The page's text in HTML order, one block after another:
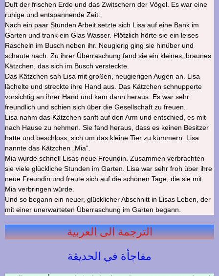
Duft der frischen Erde und das Zwitschern der Vögel. Es war eine
ruhige und entspannende Zeit.
Nach ein paar Stunden Arbeit setzte sich Lisa auf eine Bank im
Garten und trank ein Glas Wasser. Plötzlich hörte sie ein leises
Rascheln im Busch neben ihr. Neugierig ging sie hinüber und
schaute nach. Zu ihrer Überraschung fand sie ein kleines, braunes
Kätzchen, das sich im Busch versteckte.
Das Kätzchen sah Lisa mit großen, neugierigen Augen an. Lisa
lächelte und streckte ihre Hand aus. Das Kätzchen schnupperte
vorsichtig an ihrer Hand und kam dann heraus. Es war sehr
freundlich und schien sich über die Gesellschaft zu freuen.
Lisa nahm das Kätzchen sanft auf den Arm und entschied, es mit
nach Hause zu nehmen. Sie fand heraus, dass es keinen Besitzer
hatte und beschloss, sich um das kleine Tier zu kümmern. Lisa
nannte das Kätzchen „Mia“.
Mia wurde schnell Lisas neue Freundin. Zusammen verbrachten
sie viele glückliche Stunden im Garten. Lisa war sehr froh über ihre
neue Freundin und freute sich auf die schönen Tage, die sie mit
Mia verbringen würde.
Und so begann ein neuer, glücklicher Abschnitt in Lisas Leben, der
mit einer unerwarteten Überraschung im Garten begann.
الترجمة الى العربية
مفاجأة في الحديقة